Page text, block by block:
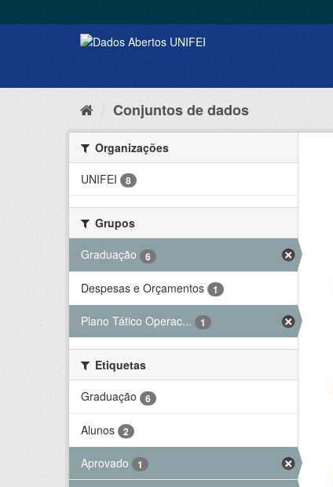
Conjuntos de dados
Organizações
UNIFEI
8
Grupos
Graduação
6
Despesas e Orçamentos 1
Plano Tático Operac... 1
Etiquetas
Graduação
6
Alunos 2
Aprovado 1